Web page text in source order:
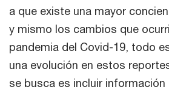
a que existe una mayor
y mismo los cambios que
pandemia del Covid-19, todo
una evolución en estos
se busca es incluir información